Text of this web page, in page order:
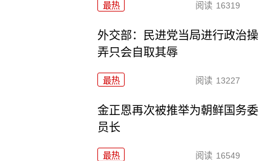
最热 阅读 16319
外交部：民进党当局进行政治操
弄只会自取其辱
最热 阅读 13227
金正恩再次被推举为朝鲜国务委
员长
最热 阅读 16549